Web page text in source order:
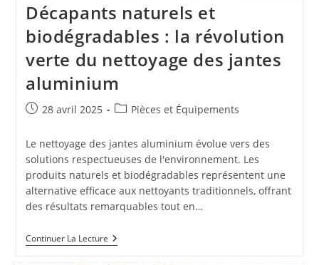
Décapants naturels et
biodégradables : la révolution
verte du nettoyage des jantes
aluminium
Publication
28 avril 2025
PostPièces et Équipements
Le nettoyage des jantes aluminium évolue vers des
solutions respectueuses de l'environnement. Les
produits naturels et biodégradables représentent une
alternative efficace aux nettoyants traditionnels, offrant
des résultats remarquables tout en…
Continuer La LectureDécapants
Naturels